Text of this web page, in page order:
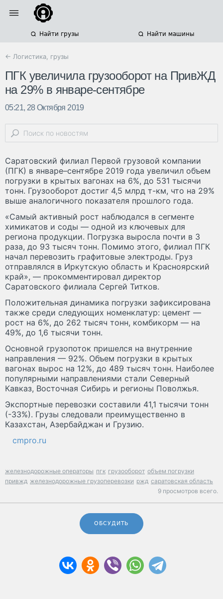
Найти грузы Найти машины
← Логистика, грузы
ПГК увеличила грузооборот на ПривЖД
на 29% в январе-сентябре
05:21, 28 Октября 2019
Саратовский филиал Первой грузовой компании
(ПГК) в январе–сентябре 2019 года увеличил объем
погрузки в крытых вагонах на 6%, до 531 тысячи
тонн. Грузооборот достиг 4,5 млрд т-км, что на 29%
выше аналогичного показателя прошлого года.
«Самый активный рост наблюдался в сегменте
химикатов и соды — одной из ключевых для
региона продукции. Погрузка выросла почти в 3
раза, до 93 тысяч тонн. Помимо этого, филиал ПГК
начал перевозить графитовые электроды. Груз
отправлялся в Иркутскую область и Красноярский
край», — прокомментировал директор
Саратовского филиала Сергей Титков.
Положительная динамика погрузки зафиксирована
также среди следующих номенклатур: цемент —
рост на 6%, до 262 тысяч тонн, комбикорм — на
49%, до 1,6 тысячи тонн.
Основной грузопоток пришелся на внутренние
направления — 92%. Объем погрузки в крытых
вагонах вырос на 12%, до 489 тысяч тонн. Наиболее
популярными направлениями стали Северный
Кавказ, Восточная Сибирь и регионы Поволжья.
Экспортные перевозки составили 41,1 тысячи тонн
(-33%). Грузы следовали преимущественно в
Казахстан, Азербайджан и Грузию.
cmpro.ru
железнодорожные операторы пгк грузооборот объем погрузки
привжд железнодорожные грузоперевозки ржд саратовская область
9 просмотров всего.
ОБСУДИТЬ